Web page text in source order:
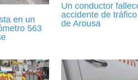
en un
563
Un conductor
accidente de
de Arousa